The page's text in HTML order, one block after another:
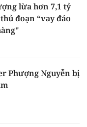
lừa hơn 7,1 tỷ
đoạn “vay đáo
Phượng Nguyễn bị